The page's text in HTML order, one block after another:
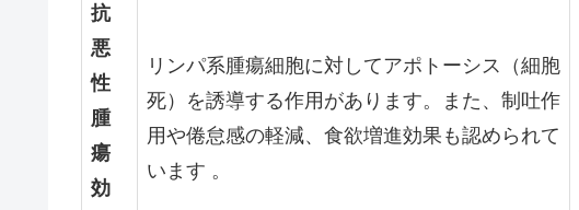
抗
悪
性
腫
瘍
効
リンパ系腫瘍細胞に対してアポトーシス（細胞
死）を誘導する作用があります。また、制吐作
用や倦怠感の軽減、食欲増進効果も認められて
います 。